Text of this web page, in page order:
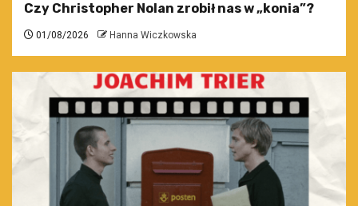
Czy Christopher Nolan zrobił nas w „konia”?
01/08/2026 Hanna Wiczkowska